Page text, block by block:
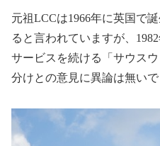
元祖LCCは1966年に英国で
ると言われていますが、 1982
サービスを続ける「サウス
分けとの意見に異論は無いで